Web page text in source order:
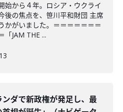
始から４年。ロシア・ウクライ
後の焦点を、笹川平和財団 主席
かがいました。＝＝＝＝＝＝＝
「JAM THE ...
ンダで新政権が発足し、最